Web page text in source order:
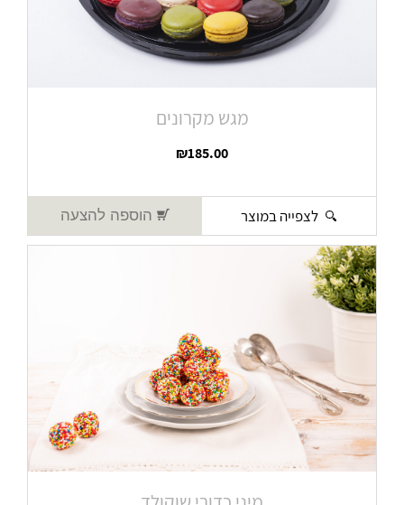
מגש מקרונים
₪185.00
לצפייה במוצר הוספה להצעה